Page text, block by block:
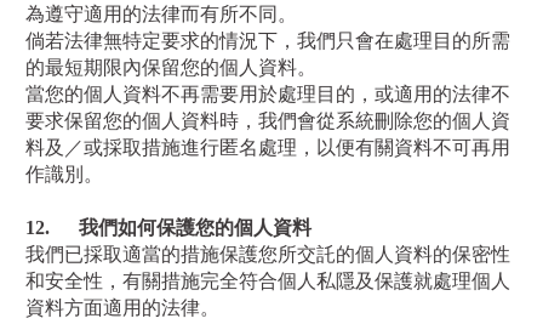
為遵守適用的法律而有所不同。
倘若法律無特定要求的情況下，我們只會在處理目的所需
的最短期限內保留您的個人資料。
當您的個人資料不再需要用於處理目的，或適用的法律不
要求保留您的個人資料時，我們會從系統刪除您的個人資
料及／或採取措施進行匿名處理，以便有關資料不可再用
作識別。
12.
我們如何保護您的個人資料
我們已採取適當的措施保護您所交託的個人資料的保密性
和安全性，有關措施完全符合個人私隱及保護就處理個人
資料方面適用的法律。